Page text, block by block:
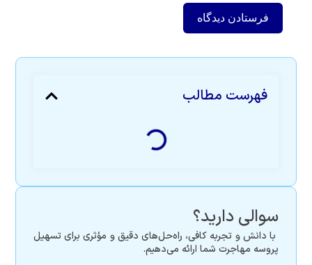
فهرست مطالب
سوالی دارید؟
با دانش و تجربه کافی، راه‌حل‌های دقیق و مؤثری برای تسهیل
پروسه مهاجرت شما ارائه می‌دهیم.